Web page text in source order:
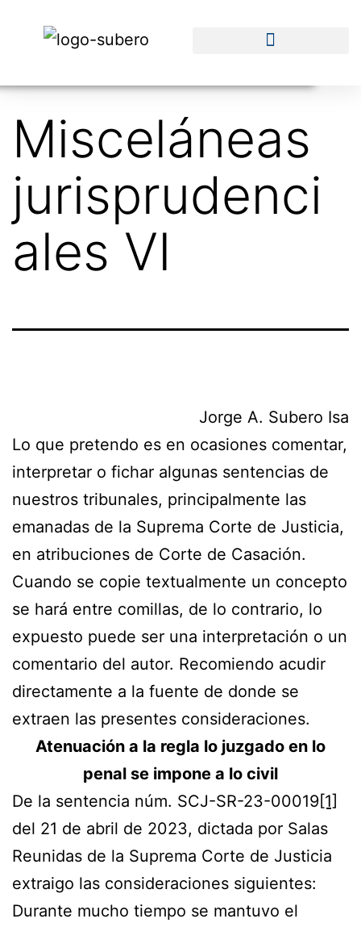
Misceláneas
jurisprudenci
ales VI
Jorge A. Subero Isa
Lo que pretendo es en ocasiones comentar,
interpretar o fichar algunas sentencias de
nuestros tribunales, principalmente las
emanadas de la Suprema Corte de Justicia,
en atribuciones de Corte de Casación.
Cuando se copie textualmente un concepto
se hará entre comillas, de lo contrario, lo
expuesto puede ser una interpretación o un
comentario del autor. Recomiendo acudir
directamente a la fuente de donde se
extraen las presentes consideraciones.
Atenuación a la regla lo juzgado en lo
penal se impone a lo civil
De la sentencia núm. SCJ-SR-23-00019[1]
del 21 de abril de 2023, dictada por Salas
Reunidas de la Suprema Corte de Justicia
extraigo las consideraciones siguientes:
Durante mucho tiempo se mantuvo el